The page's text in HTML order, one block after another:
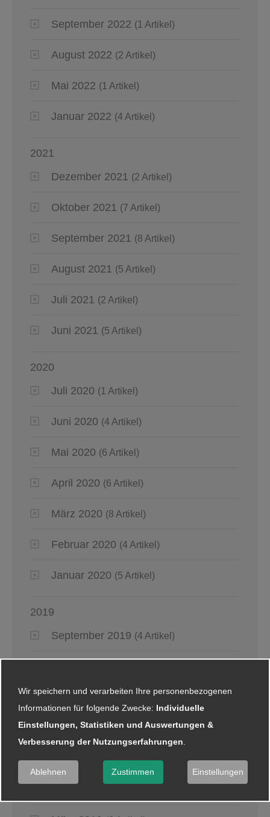
September 2022 (1 Artikel)
August 2022 (2 Artikel)
Mai 2022 (1 Artikel)
Januar 2022 (4 Artikel)
2021
Dezember 2021 (2 Artikel)
Oktober 2021 (7 Artikel)
September 2021 (8 Artikel)
August 2021 (5 Artikel)
Juli 2021 (2 Artikel)
Juni 2021 (5 Artikel)
2020
Juli 2020 (1 Artikel)
Juni 2020 (4 Artikel)
Mai 2020 (6 Artikel)
April 2020 (6 Artikel)
März 2020 (8 Artikel)
Februar 2020 (4 Artikel)
Januar 2020 (5 Artikel)
2019
September 2019 (4 Artikel)
Juli 2019 (4 Artikel)
Juni 2019 (6 Artikel)
Mai 2019 (2 Artikel)
Wir speichern und verarbeiten Ihre personenbezogenen
Informationen für folgende Zwecke: Individuelle
Einstellungen, Statistiken und Auswertungen &
Verbesserung der Nutzungserfahrungen
Ablehnen Zustimmen Einstellungen